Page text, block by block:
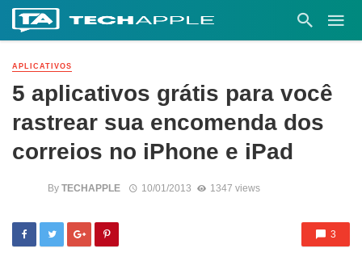
APLICATIVOS
5 aplicativos grátis para você
rastrear sua encomenda dos
correios no iPhone e iPad
By TECHAPPLE 10/01/2013 1347 views
3